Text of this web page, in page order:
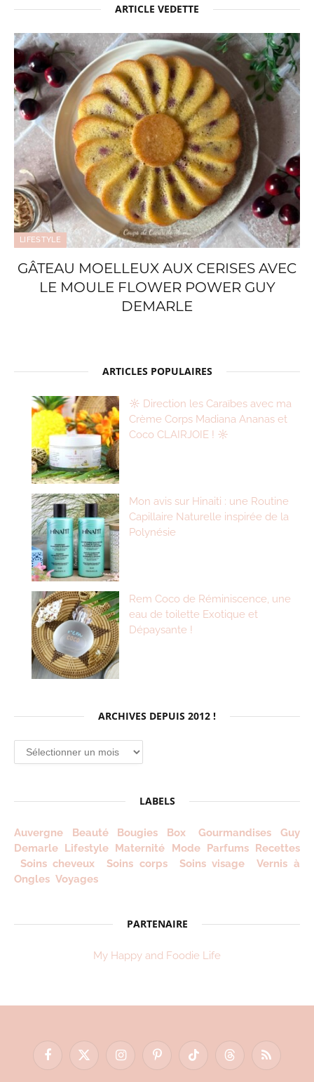
ARTICLE VEDETTE
LIFESTYLE
GÂTEAU MOELLEUX AUX CERISES AVEC
LE MOULE FLOWER POWER GUY
DEMARLE
ARTICLES POPULAIRES
☼ Direction les Caraïbes avec ma
Crème Corps Madiana Ananas et
Coco CLAIRJOIE ! ☼
Mon avis sur Hinaiti : une Routine
Capillaire Naturelle inspirée de la
Polynésie
Rem Coco de Réminiscence, une
eau de toilette Exotique et
Dépaysante !
ARCHIVES DEPUIS 2012 !
Archives
depuis
LABELS
Auvergne Beauté Bougies Box Gourmandises
Guy
Demarle Lifestyle Maternité Mode Parfums Recettes
Soins cheveux
Soins corps Soins visage
Vernis à
Ongles Voyages
PARTENAIRE
My Happy and Foodie Life
Facebook
X
InstagramPinterestTikTok ThreadsRSS